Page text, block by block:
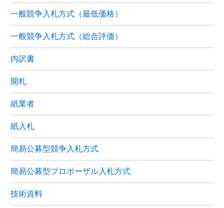
一般競争入札方式（最低価格）
一般競争入札方式（総合評価）
内訳書
開札
紙業者
紙入札
簡易公募型競争入札方式
簡易公募型プロポーザル入札方式
技術資料